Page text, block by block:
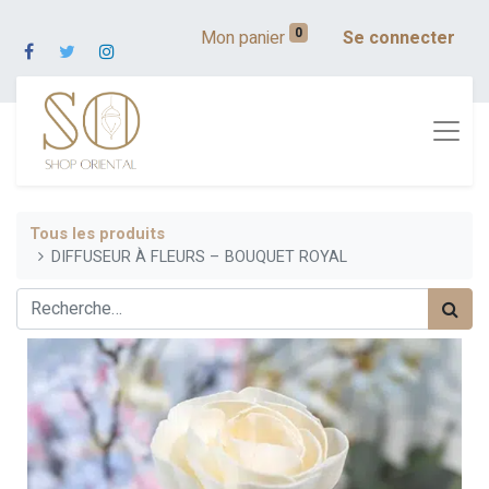
Mon panier 0 Se connecter
Tous les produits
DIFFUSEUR À FLEURS – BOUQUET ROYAL